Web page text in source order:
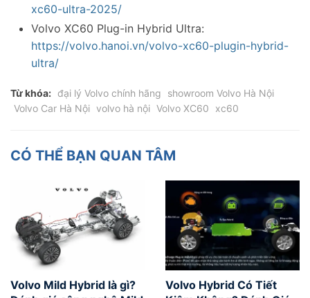
xc60-ultra-2025/
Volvo XC60 Plug-in Hybrid Ultra:
https://volvo.hanoi.vn/volvo-xc60-plugin-hybrid-
ultra/
Từ khóa: đại lý Volvo chính hãng
showroom Volvo Hà Nội
Volvo Car Hà Nội volvo hà nội Volvo XC60 xc60
CÓ THỂ BẠN QUAN TÂM
Volvo Mild Hybrid là gì?
Volvo Hybrid Có Tiết